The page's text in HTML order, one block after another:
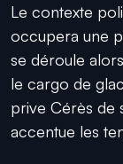
Le contexte
occupera une
se déroule
le cargo de
prive Cérès de
accentue les